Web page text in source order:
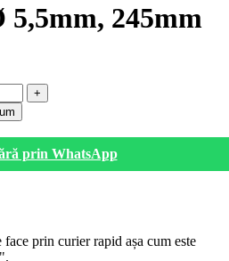
245mm
prin WhatsApp
face prin curier rapid așa cum este